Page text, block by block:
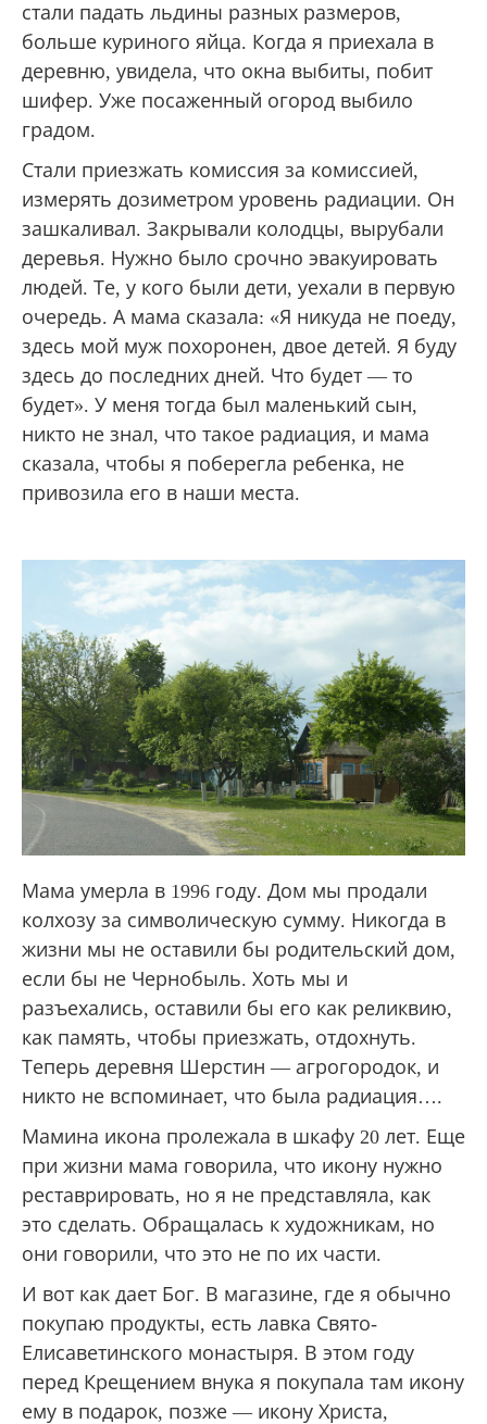
стали падать льдины разных размеров,
больше куриного яйца. Когда я приехала в
деревню, увидела, что окна выбиты, побит
шифер. Уже посаженный огород выбило
градом.
Стали приезжать комиссия за комиссией,
измерять дозиметром уровень радиации. Он
зашкаливал. Закрывали колодцы, вырубали
деревья. Нужно было срочно эвакуировать
людей. Те, у кого были дети, уехали в первую
очередь. А мама сказала: «Я никуда не поеду,
здесь мой муж похоронен, двое детей. Я буду
здесь до последних дней. Что будет — то
будет». У меня тогда был маленький сын,
никто не знал, что такое радиация, и мама
сказала, чтобы я поберегла ребенка, не
привозила его в наши места.
Мама умерла в 1996 году. Дом мы продали
колхозу за символическую сумму. Никогда в
жизни мы не оставили бы родительский дом,
если бы не Чернобыль. Хоть мы и
разъехались, оставили бы его как реликвию,
как память, чтобы приезжать, отдохнуть.
Теперь деревня Шерстин — агрогородок, и
никто не вспоминает, что была радиация….
Мамина икона пролежала в шкафу 20 лет. Еще
при жизни мама говорила, что икону нужно
реставрировать, но я не представляла, как
это сделать. Обращалась к художникам, но
они говорили, что это не по их части.
И вот как дает Бог. В магазине, где я обычно
покупаю продукты, есть лавка Свято-
Елисаветинского монастыря. В этом году
перед Крещением внука я покупала там икону
ему в подарок, позже — икону Христа,